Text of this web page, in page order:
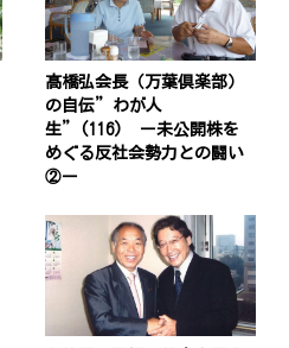
髙橋弘会長（万葉倶楽部）
の自伝”わが人
生”(116) ー未公開株を
めぐる反社会勢力との闘い
②ー